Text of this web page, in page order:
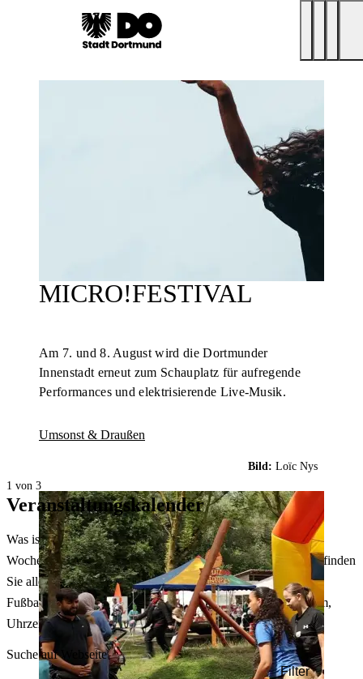
MICRO!FESTIVAL
Am 7. und 8. August wird die Dortmunder
Innenstadt erneut zum Schauplatz für aufregende
Performances und elektrisierende Live-Musik.
Umsonst & Draußen
Bild: Loïc Nys
1 von 3
Veranstaltungskalender
Was ist heute in Dortmund los? Welche Konzerte gibt es am
Wochenende? Im größten Veranstaltungskalender Dortmunds finden
Sie alle Events – von der Stadt- oder Museumsführung übers
Fußballspiel bis zum Flohmarkt. Sie können dabei nach Datum,
Uhrzeit, Ort oder Art der Veranstaltung auswählen. Viel Spaß!
Suche auf Webseite
Filter